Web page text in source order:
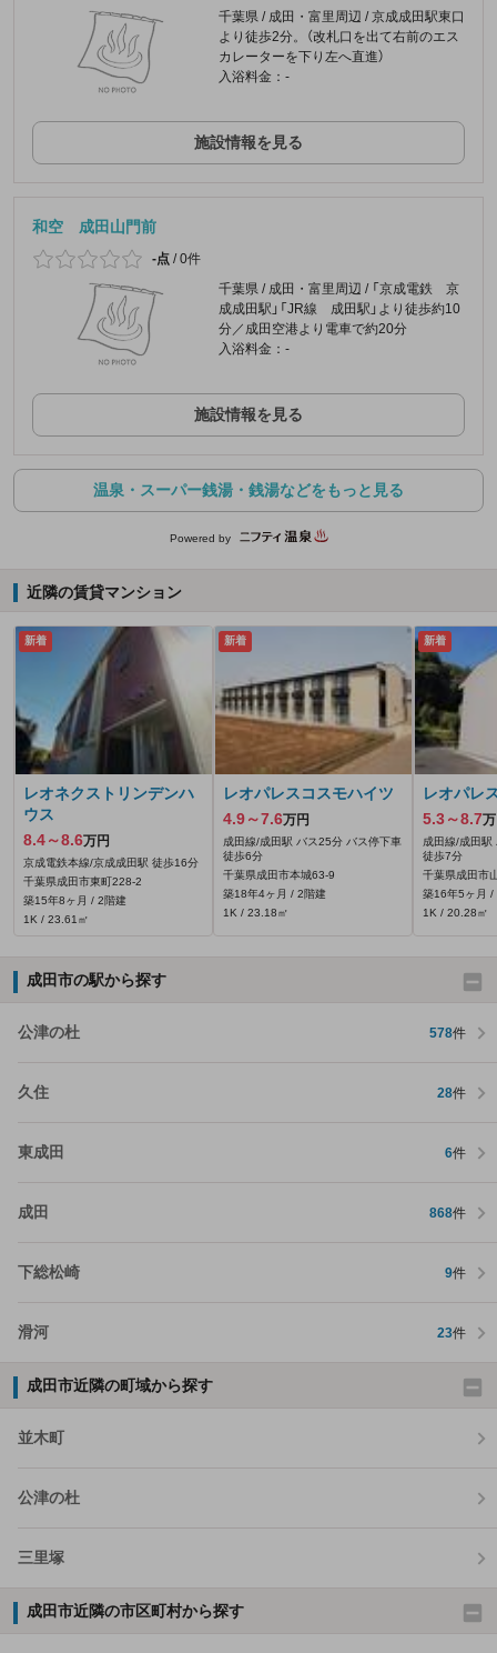
千葉県 / 成田・富里周辺 / 京成成田駅東口
より徒歩2分。（改札口を出て右前のエス
カレーターを下り左へ直進）
入浴料金：-
施設情報を見る
和空 成田山門前
-点 /0件
千葉県 / 成田・富里周辺 / 「京成電鉄 京
成成田駅」「JR線 成田駅」より徒歩約10
分／成田空港より電車で約20分
入浴料金：-
施設情報を見る
温泉・スーパー銭湯・銭湯などをもっと見る
Powered by
近隣の賃貸マンション
新着
レオネクストリンデンハ
ウス
8.4～8.6万円
京成電鉄本線/京成成田駅 徒歩16分
千葉県成田市東町228‐2
築15年8ヶ月 / 2階建
1K / 23.61㎡
新着
レオパレスコスモハイツ
4.9～7.6万円
成田線/成田駅 バス25分 バス停下車
徒歩6分
千葉県成田市本城63‐9
築18年4ヶ月 / 2階建
1K / 23.18㎡
新着
レオパレ
5.3～8.7
成田線/成田駅
徒歩7分
千葉県成田市
築16年5ヶ月 /
1K / 20.28㎡
成田市の駅から探す
公津の杜 578件
久住 28件
東成田 6件
成田 868件
下総松崎 9件
滑河 23件
成田市近隣の町域から探す
並木町
公津の杜
三里塚
成田市近隣の市区町村から探す